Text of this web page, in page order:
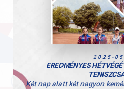
2025-
EREDMÉNYES
Két nap alatt két nagyon